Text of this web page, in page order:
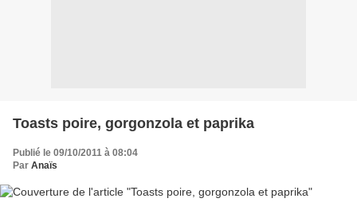
Toasts poire, gorgonzola et paprika
Publié le 09/10/2011 à 08:04
Par Anaïs